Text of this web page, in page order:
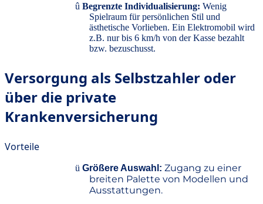
û Begrenzte Individualisierung: Wenig
Spielraum für persönlichen Stil und
ästhetische Vorlieben. Ein Elektromobil wird
z.B. nur bis 6 km/h von der Kasse bezahlt
bzw. bezuschusst.
Versorgung als Selbstzahler oder
über die private
Krankenversicherung
Vorteile
ü Größere Auswahl: Zugang zu einer
breiten Palette von Modellen und
Ausstattungen.